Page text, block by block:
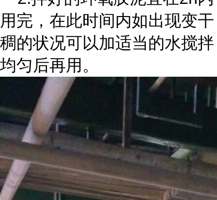
用完，在此时间内如出现变干
稠的状况可以加适当的水搅拌
均匀后再用。